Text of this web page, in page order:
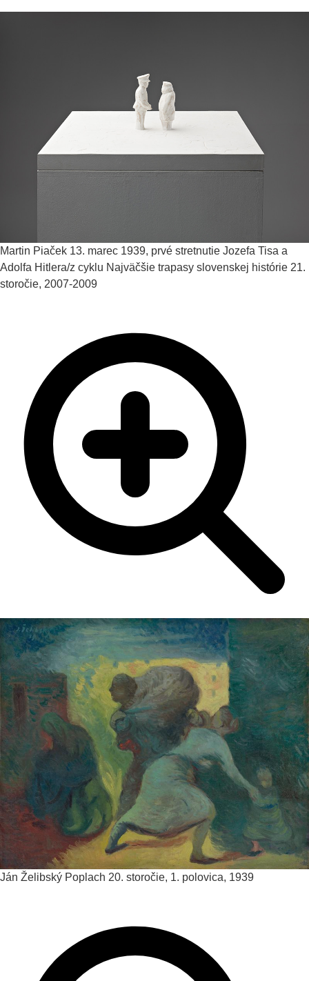
Martin Piaček 13. marec 1939, prvé stretnutie Jozefa Tisa a
Adolfa Hitlera/z cyklu Najväčšie trapasy slovenskej histórie 21.
storočie, 2007-2009
Ján Želibský Poplach 20. storočie, 1. polovica, 1939